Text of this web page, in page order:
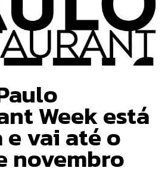
Week está
vai até o
novembro